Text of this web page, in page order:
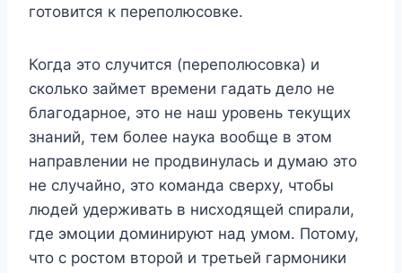
готовится к переполюсовке.
Когда это случится (переполюсовка) и
сколько займет времени гадать дело не
благодарное, это не наш уровень текущих
знаний, тем более наука вообще в этом
направлении не продвинулась и думаю это
не случайно, это команда сверху, чтобы
людей удерживать в нисходящей спирали,
где эмоции доминируют над умом. Потому,
что с ростом второй и третьей гармоники